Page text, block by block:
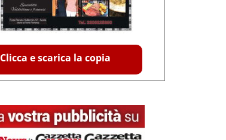
Clicca e scarica la copia